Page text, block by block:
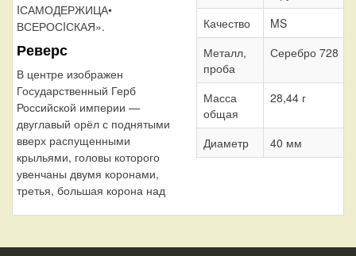
IСАМОДЕРЖИЦА•
ВСЕРОСIСКАЯ».
Реверс
В центре изображен
Государственный Герб
Российской империи —
двуглавый орёл с поднятыми
вверх распущенными
крыльями, головы которого
увенчаны двумя коронами,
третья, большая корона над
Качество
MS
Металл,
проба
Серебро 728
Масса
общая
28,44 г
Диаметр 40 мм